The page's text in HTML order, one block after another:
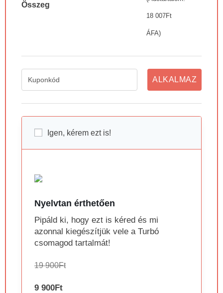
Összeg
18 007Ft
ÁFA)
ALKALMAZ
Igen, kérem ezt is!
Nyelvtan érthetően
Pipáld ki, hogy ezt is kéred és mi
azonnal kiegészítjük vele a Turbó
csomagod tartalmát!
19 900Ft
9 900Ft